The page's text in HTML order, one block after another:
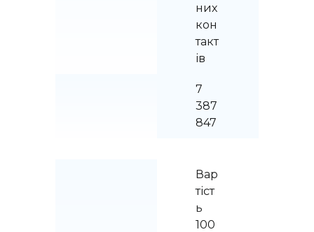
них
кон
такт
ів
7
387
847
Вар
тіст
ь
100